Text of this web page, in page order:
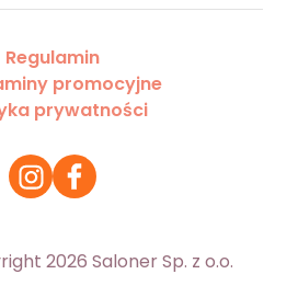
Regulamin
promocyjne
prywatności
2026 Saloner Sp. z o.o.